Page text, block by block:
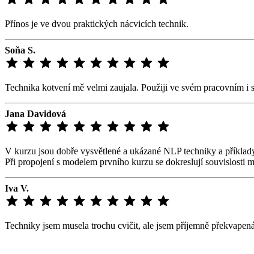
Přínos je ve dvou praktických nácvicích technik.
Soňa S.
Technika kotvení mě velmi zaujala. Použiji ve svém pracovním i
Jana Davidová
V kurzu jsou dobře vysvětlené a ukázané NLP techniky a
Při propojení s modelem prvního kurzu se dokreslují souvislosti
Iva V.
Techniky jsem musela trochu cvičit, ale jsem příjemně